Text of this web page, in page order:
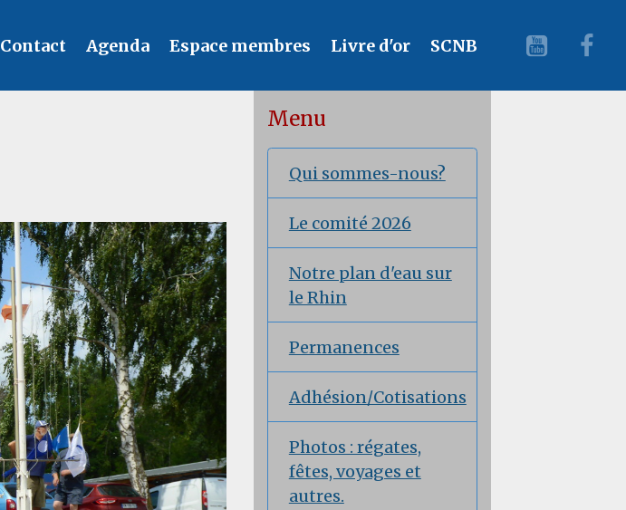
Contact Agenda Espace membres Livre d'or SCNB
Menu
Qui sommes-nous?
Le comité 2026
Notre plan d'eau sur
le Rhin
Permanences
Adhésion/Cotisations
Photos : régates,
fêtes, voyages et
autres.